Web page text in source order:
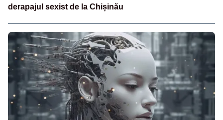
derapajul sexist de la Chișinău